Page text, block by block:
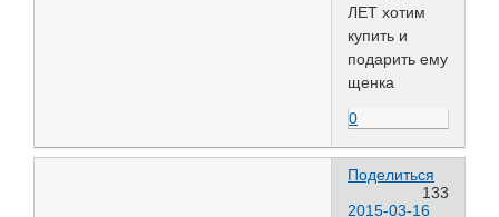
ЛЕТ хотим
купить и
подарить ему
щенка
0
Поделиться
133
2015-03-16